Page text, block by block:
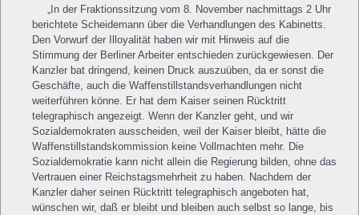
„In der Fraktionssitzung vom 8. November nachmittags 2 Uhr
berichtete Scheidemann über die Verhandlungen des Kabinetts.
Den Vorwurf der Illoyalität haben wir mit Hinweis auf die
Stimmung der Berliner Arbeiter entschieden zurückgewiesen. Der
Kanzler bat dringend, keinen Druck auszuüben, da er sonst die
Geschäfte, auch die Waffenstillstandsverhandlungen nicht
weiterführen könne. Er hat dem Kaiser seinen Rücktritt
telegraphisch angezeigt. Wenn der Kanzler geht, und wir
Sozialdemokraten ausscheiden, weil der Kaiser bleibt, hätte die
Waffenstillstandskommission keine Vollmachten mehr. Die
Sozialdemokratie kann nicht allein die Regierung bilden, ohne das
Vertrauen einer Reichstagsmehrheit zu haben. Nachdem der
Kanzler daher seinen Rücktritt telegraphisch angeboten hat,
wünschen wir, daß er bleibt und bleiben auch selbst so lange, bis